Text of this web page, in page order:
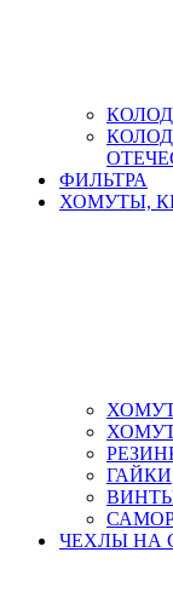
ФИЛЬТРА
ХОМУТЫ,
ГАЙКИ
ЧЕХЛЫ НА